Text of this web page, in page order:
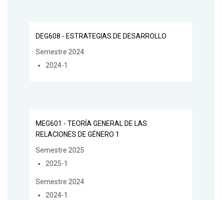
DEG608 - ESTRATEGIAS DE DESARROLLO
Semestre 2024
2024-1
MEG601 - TEORÍA GENERAL DE LAS
RELACIONES DE GÉNERO 1
Semestre 2025
2025-1
Semestre 2024
2024-1